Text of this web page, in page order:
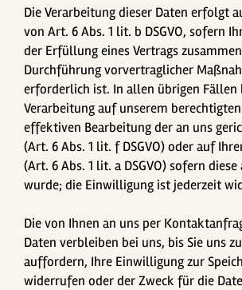
Die Verarbeitung dieser Daten erfolgt
von Art. 6 Abs. 1 lit. b DSGVO, sofern
der Erfüllung eines Vertrags
Durchführung vorvertraglicher
erforderlich ist. In allen übrigen Fällen
Verarbeitung auf unserem
effektiven Bearbeitung der an uns
(Art. 6 Abs. 1 lit. f DSGVO) oder auf
(Art. 6 Abs. 1 lit. a DSGVO) sofern
wurde; die Einwilligung ist jederzeit
Die von Ihnen an uns per
Daten verbleiben bei uns, bis Sie uns
auffordern, Ihre Einwilligung zur
widerrufen oder der Zweck für die